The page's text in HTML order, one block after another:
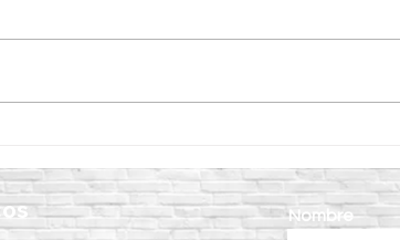
más resistentes y
en
Nombre